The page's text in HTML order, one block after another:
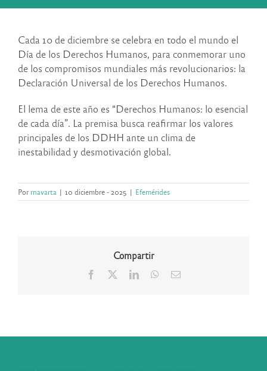
Cada 10 de diciembre se celebra en todo el mundo el
Día de los Derechos Humanos, para conmemorar uno
de los compromisos mundiales más revolucionarios: la
Declaración Universal de los Derechos Humanos.
El lema de este año es “Derechos Humanos: lo esencial
de cada día”. La premisa busca reafirmar los valores
principales de los DDHH ante un clima de
inestabilidad y desmotivación global.
Porrnavarta | 10 diciembre - 2025 | Efemérides
Compartir
Facebook LinkedInWhatsApp
Correo